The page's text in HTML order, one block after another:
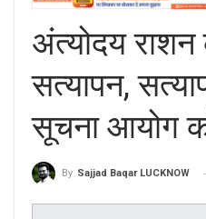
अंत्योदय राशन
सत्यापन,
सूचना आयोग
By Sajjad Baqar LUCKNOW